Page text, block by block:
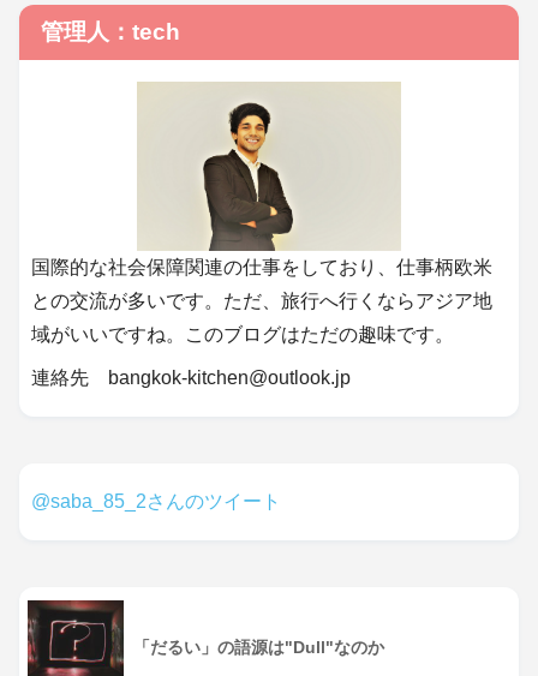
管理人：tech
国際的な社会保障関連の仕事をしており、仕事柄欧米
との交流が多いです。ただ、旅行へ行くならアジア地
域がいいですね。このブログはただの趣味です。
連絡先 bangkok-kitchen@outlook.jp
@saba_85_2さんのツイート
「だるい」の語源は"Dull"なのか